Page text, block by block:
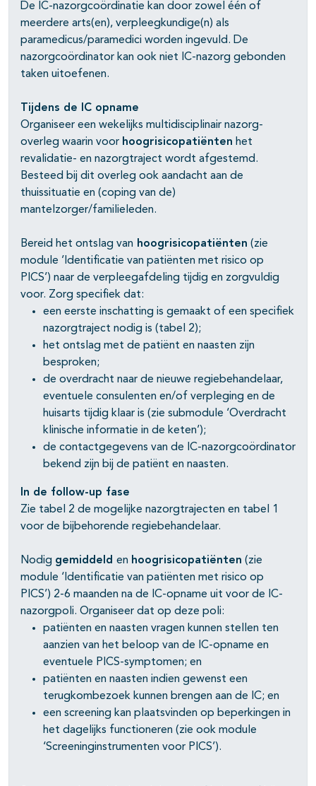
De IC-nazorgcoördinatie kan door zowel één of
meerdere arts(en), verpleegkundige(n) als
paramedicus/paramedici worden ingevuld. De
nazorgcoördinator kan ook niet IC-nazorg gebonden
taken uitoefenen.
Tijdens de IC opname
Organiseer een wekelijks multidisciplinair nazorg-
overleg waarin voor hoogrisicopatiënten het
revalidatie- en nazorgtraject wordt afgestemd.
Besteed bij dit overleg ook aandacht aan de
thuissituatie en (coping van de)
mantelzorger/familieleden.
Bereid het ontslag van hoogrisicopatiënten (zie
module ’Identificatie van patiënten met risico op
PICS’) naar de verpleegafdeling tijdig en zorgvuldig
voor. Zorg specifiek dat:
een eerste inschatting is gemaakt of een specifiek
nazorgtraject nodig is (tabel 2);
het ontslag met de patiënt en naasten zijn
besproken;
de overdracht naar de nieuwe regiebehandelaar,
eventuele consulenten en/of verpleging en de
huisarts tijdig klaar is (zie submodule ‘Overdracht
klinische informatie in de keten’);
de contactgegevens van de IC-nazorgcoördinator
bekend zijn bij de patiënt en naasten.
In de follow-up fase
Zie tabel 2 de mogelijke nazorgtrajecten en tabel 1
voor de bijbehorende regiebehandelaar.
Nodig gemiddeld en hoogrisicopatiënten (zie
module ‘Identificatie van patiënten met risico op
PICS’) 2-6 maanden na de IC-opname uit voor de IC-
nazorgpoli. Organiseer dat op deze poli:
patiënten en naasten vragen kunnen stellen ten
aanzien van het beloop van de IC-opname en
eventuele PICS-symptomen; en
patiënten en naasten indien gewenst een
terugkombezoek kunnen brengen aan de IC; en
een screening kan plaatsvinden op beperkingen in
het dagelijks functioneren (zie ook module
‘Screeninginstrumenten voor PICS’).